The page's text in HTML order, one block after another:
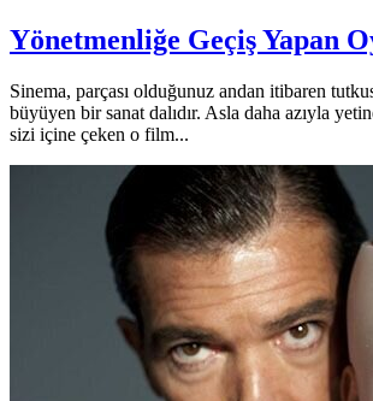
Yönetmenliğe Geçiş Yapan
Sinema, parçası olduğunuz andan itibaren
büyüyen bir sanat dalıdır. Asla daha azıyla
sizi içine çeken o film...